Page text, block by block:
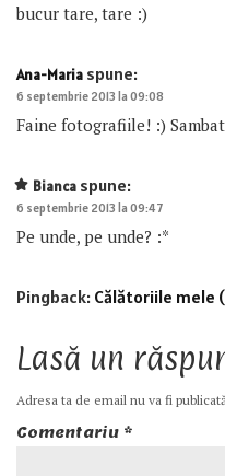
bucur tare, tare :)
Ana-Maria spune:
6 septembrie 2013 la 09:08
Faine fotografiile! :)
Bianca spune:
6 septembrie 2013 la 09:47
Pe unde, pe unde? :*
Pingback: Călătoriile mele
Lasă un
Adresa ta de email nu va fi
Comentariu *